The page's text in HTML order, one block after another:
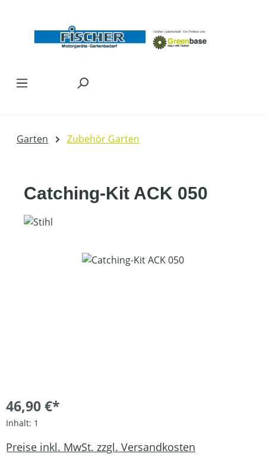
Garten Zubehör Garten
Catching-Kit ACK 050
Bildergalerie überspringen
46,90 €*
Inhalt: 1
Preise inkl. MwSt. zzgl. Versandkosten